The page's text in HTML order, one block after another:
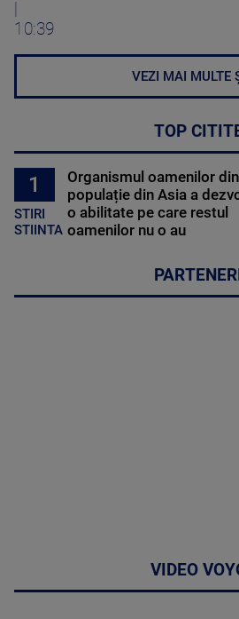
10:39
VEZI MAI MULTE
TOP
1
STIRI
STIINTA
Organismul oamenilor
populație din Asia a
o abilitate pe care restul
oamenilor nu o au
PARTENERI
VIDEO